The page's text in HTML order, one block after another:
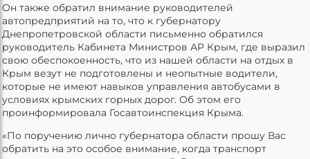
Он также обратил внимание руководителей
автопредприятий на то, что к губернатору
Днепропетровской области письменно обратился
руководитель Кабинета Министров АР Крым, где выразил
свою обеспокоенность, что из нашей области на отдых в
Крым везут не подготовлены и неопытные водители,
которые не имеют навыков управления автобусами в
условиях крымских горных дорог. Об этом его
проинформировала Госавтоинспекция Крыма.
«По поручению лично губернатора области прошу Вас
обратить на это особое внимание, когда транспорт